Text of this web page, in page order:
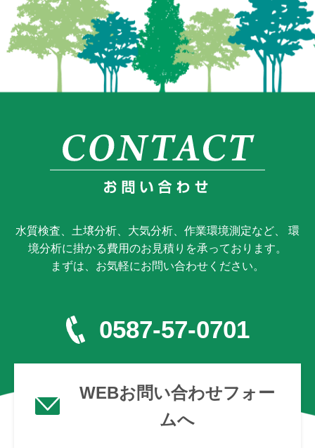
水質検査、土壌分析、大気分析、作業環境測定など、 環
境分析に掛かる費用のお見積りを承っております。
まずは、お気軽にお問い合わせください。
0587-57-0701
WEBお問い合わせフォー
ムへ